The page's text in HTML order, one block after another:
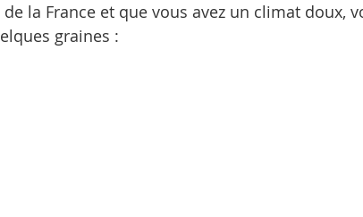
la France et que vous avez un climat doux,
graines :